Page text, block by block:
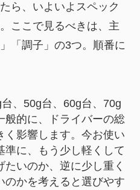
ら、いよいよスペック
ここで見るべきは、主
「調子」の3つ。順番に
台、50g台、60g台、70g
般的に、ドライバーの総
く影響します。今お使い
準に、もう少し軽くして
いのか、逆に少し重く
のかを考えると選びやす